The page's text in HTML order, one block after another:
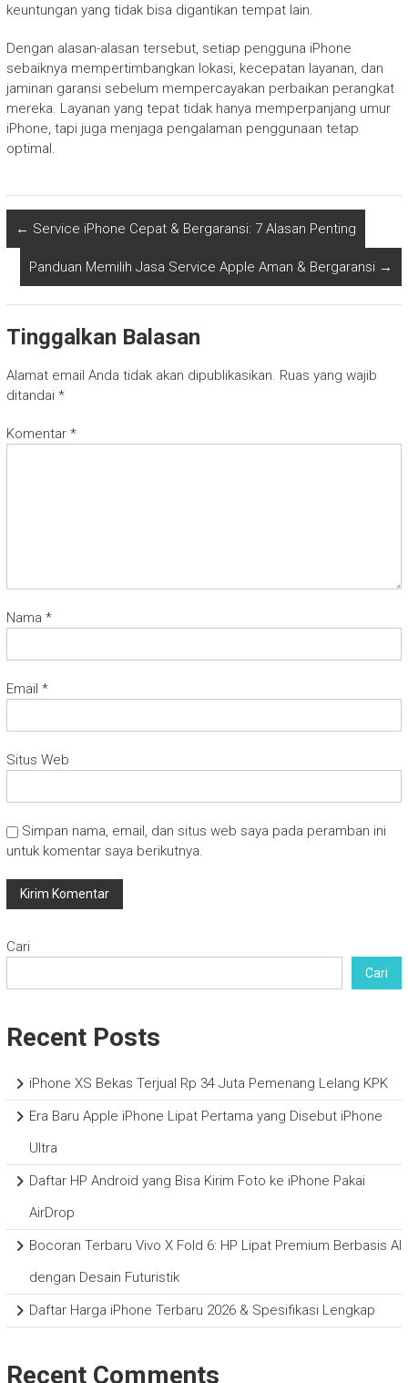
keuntungan yang tidak bisa digantikan tempat lain.
Dengan alasan-alasan tersebut, setiap pengguna iPhone
sebaiknya mempertimbangkan lokasi, kecepatan layanan, dan
jaminan garansi sebelum mempercayakan perbaikan perangkat
mereka. Layanan yang tepat tidak hanya memperpanjang umur
iPhone, tapi juga menjaga pengalaman penggunaan tetap
optimal.
← Service iPhone Cepat & Bergaransi: 7 Alasan Penting
Panduan Memilih Jasa Service Apple Aman & Bergaransi →
Tinggalkan Balasan
Alamat email Anda tidak akan dipublikasikan. Ruas yang wajib
ditandai *
Komentar *
Nama *
Email *
Situs Web
Simpan nama, email, dan situs web saya pada peramban ini
untuk komentar saya berikutnya.
Cari
Cari
Recent Posts
iPhone XS Bekas Terjual Rp 34 Juta Pemenang Lelang KPK
Era Baru Apple iPhone Lipat Pertama yang Disebut iPhone
Ultra
Daftar HP Android yang Bisa Kirim Foto ke iPhone Pakai
AirDrop
Bocoran Terbaru Vivo X Fold 6: HP Lipat Premium Berbasis AI
dengan Desain Futuristik
Daftar Harga iPhone Terbaru 2026 & Spesifikasi Lengkap
Recent Comments